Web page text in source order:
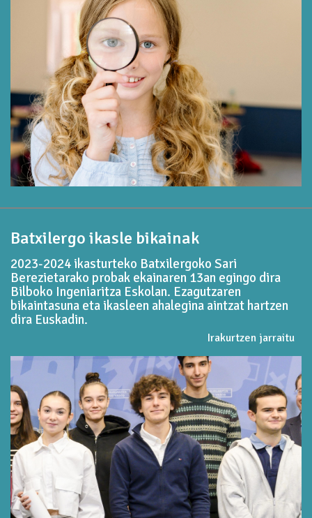
Batxilergo ikasle bikainak
2023-2024 ikasturteko Batxilergoko Sari
Berezietarako probak ekainaren 13an egingo dira
Bilboko Ingeniaritza Eskolan. Ezagutzaren
bikaintasuna eta ikasleen ahalegina aintzat hartzen
dira Euskadin.
Irakurtzen jarraitu